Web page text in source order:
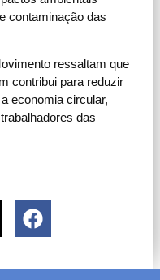
contaminação das
ressaltam que
contribui para reduzir
economia circular,
das